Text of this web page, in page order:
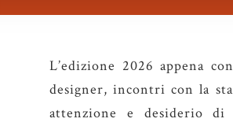
L’edizione 2026 appena
designer, incontri con la
attenzione e desiderio